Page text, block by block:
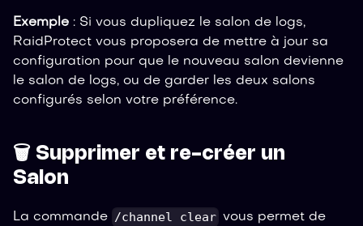
Exemple : Si vous dupliquez le salon de logs,
RaidProtect vous proposera de mettre à jour sa
configuration pour que le nouveau salon devienne
le salon de logs, ou de garder les deux salons
configurés selon votre préférence.
🗑️ Supprimer et re-créer un
Salon
La commande /channel clear vous permet de